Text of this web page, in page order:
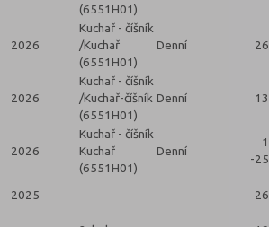
(6551H01)
2026
Kuchař - číšník
/Kuchař
(6551H01)
Denní 26
2026
Kuchař - číšník
/Kuchař-číšník
(6551H01)
Denní 13
2026
Kuchař - číšník
Kuchař
(6551H01)
Denní
1
-25
2025 26